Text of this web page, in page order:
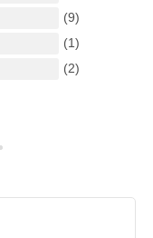
(9)
(1)
(2)